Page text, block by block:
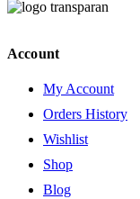
Account
My Account
Orders History
Wishlist
Shop
Blog